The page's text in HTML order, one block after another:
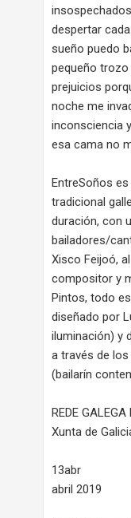
despertar
sueño puedo
pequeño trozo
prejuicios
noche me
inconsciencia
esa cama no
EntreSoños
tradicional
duración, con
bailadores/
Xisco Feijoó,
compositor y
Pintos, todo
diseñado por
iluminación) y
a través de
(bailarín
REDE
Xunta de
13abr
abril 2019